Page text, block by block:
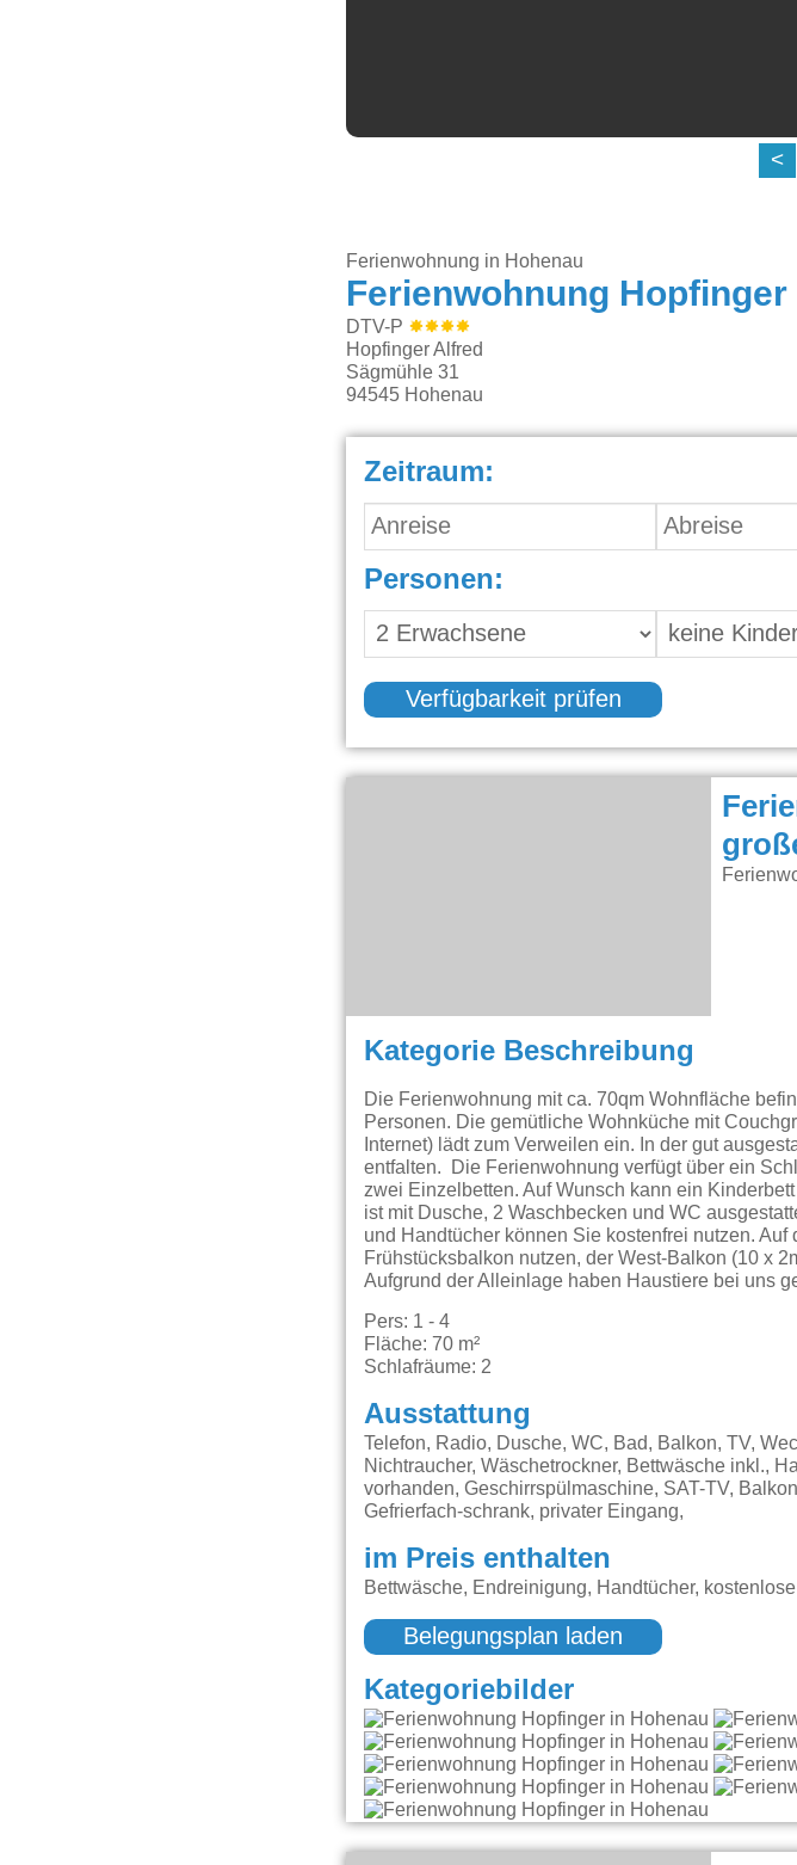
<
Ferienwohnung in Hohenau
Ferienwohnung Hopfinger
DTV-P
Hopfinger Alfred
Sägmühle 31
94545 Hohenau
Zeitraum:
Personen:
Verfügbarkeit prüfen
Kategorie Beschreibung
Die Ferienwohnung mit ca. 70qm Wohnfläche
Personen. Die gemütliche Wohnküche mit
Internet) lädt zum Verweilen ein. In der gut
entfalten. Die Ferienwohnung verfügt über ein
zwei Einzelbetten. Auf Wunsch kann ein
ist mit Dusche, 2 Waschbecken und WC
und Handtücher können Sie kostenfrei nutzen.
Frühstücksbalkon nutzen, der West-Balkon (10 x
Aufgrund der Alleinlage haben Haustiere bei uns
Pers: 1 - 4
Fläche: 70 m²
Schlafräume: 2
Ausstattung
Telefon, Radio, Dusche, WC, Bad, Balkon, TV,
Nichtraucher, Wäschetrockner, Bettwäsche inkl.,
vorhanden, Geschirrspülmaschine, SAT-TV,
Gefrierfach-schrank, privater Eingang,
im Preis enthalten
Bettwäsche, Endreinigung, Handtücher,
Belegungsplan laden
Kategoriebilder